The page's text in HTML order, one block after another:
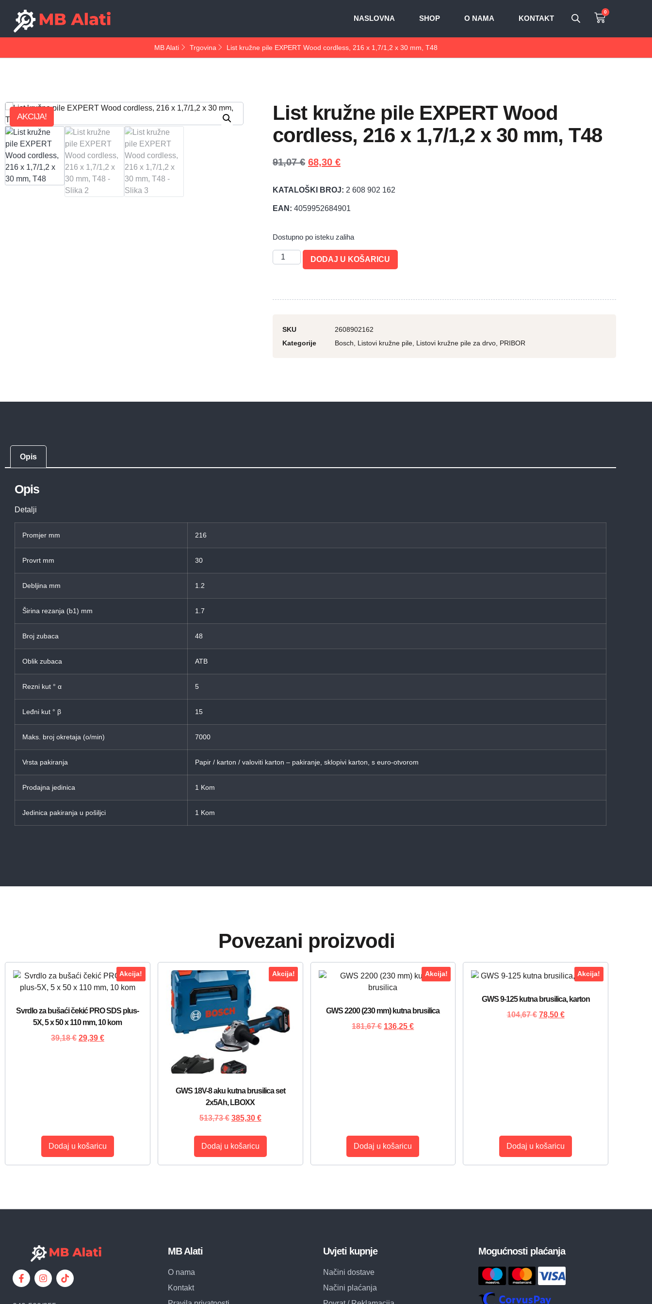
NASLOVNA SHOP O NAMA KONTAKT
0
MB Alati Trgovina List kružne pile EXPERT Wood cordless, 216 x 1,7/1,2 x 30 mm, T48
AKCIJA!
List kružne pile EXPERT Wood
cordless, 216 x 1,7/1,2 x 30 mm, T48
91,07€ 68,30 €
KATALOŠKI BROJ: 2 608 902 162
EAN: 4059952684901
Dostupno po isteku zaliha
DODAJ U KOŠARICU
SKU
2608902162
Kategorije
Bosch Listovi kružne pile Listovi kružne pile za drvo PRIBOR
Opis
Opis
Detalji
Promjer mm 216
Provrt mm 30
Debljina mm 1.2
Širina rezanja (b1) mm 1.7
Broj zubaca 48
Oblik zubaca ATB
Rezni kut ° α 5
Leđni kut ° β 15
Maks. broj okretaja (o/min) 7000
Vrsta pakiranja Papir / karton / valoviti karton – pakiranje, sklopivi karton, s euro-otvorom
Prodajna jedinica 1 Kom
Jedinica pakiranja u pošiljci 1 Kom
Povezani proizvodi
Akcija!
Svrdlo za bušaći čekić PRO SDS plus-
5X, 5 x 50 x 110 mm, 10 kom
39,18€ 29,39 €
Dodaj u košaricu
Akcija!
GWS 18V-8 aku kutna brusilica set
2x5Ah, LBOXX
513,73€ 385,30 €
Dodaj u košaricu
Akcija!
GWS 2200 (230 mm) kutna brusilica
181,67€ 136,25€
Dodaj u košaricu
Akcija!
GWS 9-125 kutna brusilica, karton
104,67€ 78,50 €
Dodaj u košaricu
MB Alati
O nama
Kontakt
Uvjeti kupnje
Načini dostave
Načini plaćanja
Mogućnosti plaćanja